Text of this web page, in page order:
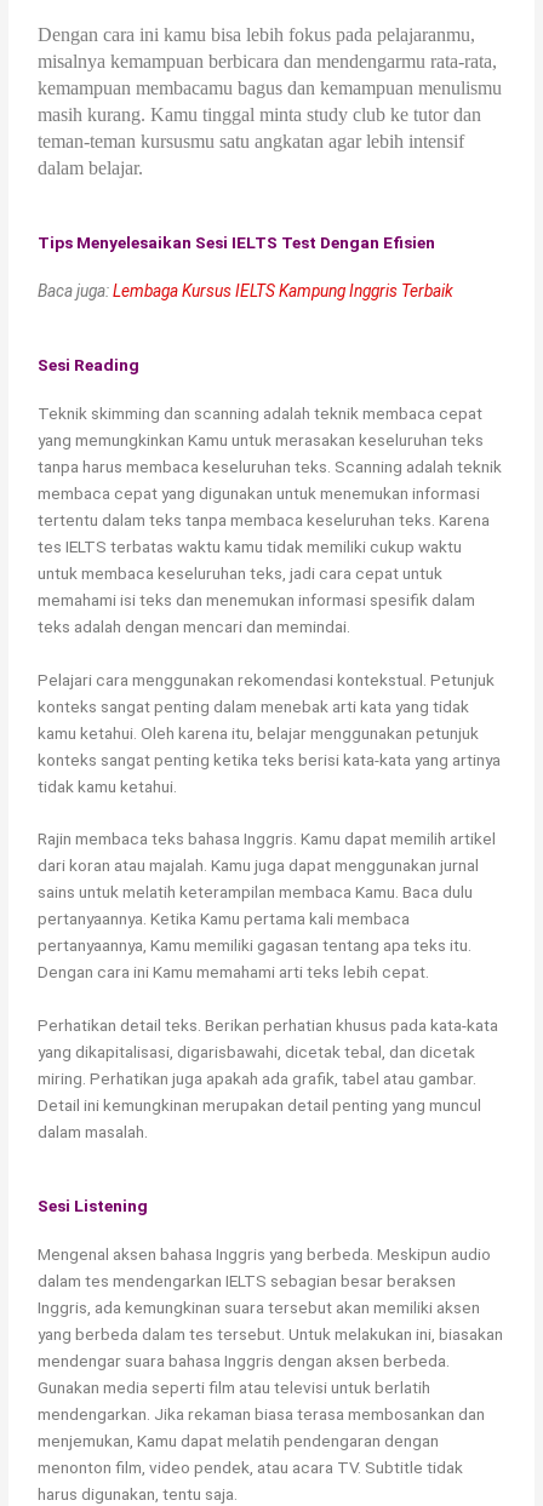
Dengan cara ini kamu bisa lebih fokus pada pelajaranmu,
misalnya kemampuan berbicara dan mendengarmu rata-rata,
kemampuan membacamu bagus dan kemampuan menulismu
masih kurang. Kamu tinggal minta study club ke tutor dan
teman-teman kursusmu satu angkatan agar lebih intensif
dalam belajar.
Tips Menyelesaikan Sesi IELTS Test Dengan Efisien
Baca juga:Lembaga Kursus IELTS Kampung Inggris Terbaik
Sesi Reading
Teknik skimming dan scanning adalah teknik membaca cepat
yang memungkinkan Kamu untuk merasakan keseluruhan teks
tanpa harus membaca keseluruhan teks. Scanning adalah teknik
membaca cepat yang digunakan untuk menemukan informasi
tertentu dalam teks tanpa membaca keseluruhan teks. Karena
tes IELTS terbatas waktu kamu tidak memiliki cukup waktu
untuk membaca keseluruhan teks, jadi cara cepat untuk
memahami isi teks dan menemukan informasi spesifik dalam
teks adalah dengan mencari dan memindai.
Pelajari cara menggunakan rekomendasi kontekstual. Petunjuk
konteks sangat penting dalam menebak arti kata yang tidak
kamu ketahui. Oleh karena itu, belajar menggunakan petunjuk
konteks sangat penting ketika teks berisi kata-kata yang artinya
tidak kamu ketahui.
Rajin membaca teks bahasa Inggris. Kamu dapat memilih artikel
dari koran atau majalah. Kamu juga dapat menggunakan jurnal
sains untuk melatih keterampilan membaca Kamu. Baca dulu
pertanyaannya. Ketika Kamu pertama kali membaca
pertanyaannya, Kamu memiliki gagasan tentang apa teks itu.
Dengan cara ini Kamu memahami arti teks lebih cepat.
Perhatikan detail teks. Berikan perhatian khusus pada kata-kata
yang dikapitalisasi, digarisbawahi, dicetak tebal, dan dicetak
miring. Perhatikan juga apakah ada grafik, tabel atau gambar.
Detail ini kemungkinan merupakan detail penting yang muncul
dalam masalah.
Sesi Listening
Mengenal aksen bahasa Inggris yang berbeda. Meskipun audio
dalam tes mendengarkan IELTS sebagian besar beraksen
Inggris, ada kemungkinan suara tersebut akan memiliki aksen
yang berbeda dalam tes tersebut. Untuk melakukan ini, biasakan
mendengar suara bahasa Inggris dengan aksen berbeda.
Gunakan media seperti film atau televisi untuk berlatih
mendengarkan. Jika rekaman biasa terasa membosankan dan
menjemukan, Kamu dapat melatih pendengaran dengan
menonton film, video pendek, atau acara TV. Subtitle tidak
harus digunakan, tentu saja.